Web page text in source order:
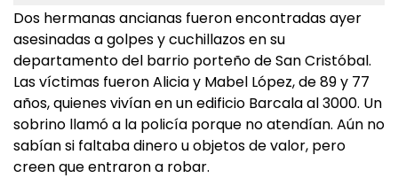
Dos hermanas ancianas fueron encontradas ayer
asesinadas a golpes y cuchillazos en su
departamento del barrio porteño de San Cristóbal.
Las víctimas fueron Alicia y Mabel López, de 89 y 77
años, quienes vivían en un edificio Barcala al 3000. Un
sobrino llamó a la policía porque no atendían. Aún no
sabían si faltaba dinero u objetos de valor, pero
creen que entraron a robar.